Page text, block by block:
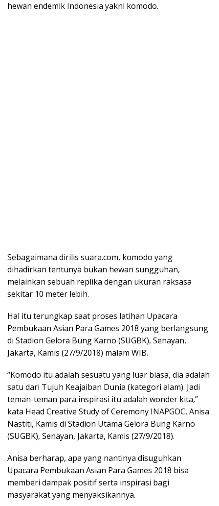
hewan endemik Indonesia yakni komodo.
Sebagaimana dirilis suara.com, komodo yang
dihadirkan tentunya bukan hewan sungguhan,
melainkan sebuah replika dengan ukuran raksasa
sekitar 10 meter lebih.
Hal itu terungkap saat proses latihan Upacara
Pembukaan Asian Para Games 2018 yang berlangsung
di Stadion Gelora Bung Karno (SUGBK), Senayan,
Jakarta, Kamis (27/9/2018) malam WIB.
“Komodo itu adalah sesuatu yang luar biasa, dia adalah
satu dari Tujuh Keajaiban Dunia (kategori alam). Jadi
teman-teman para inspirasi itu adalah wonder kita,”
kata Head Creative Study of Ceremony INAPGOC, Anisa
Nastiti, Kamis di Stadion Utama Gelora Bung Karno
(SUGBK), Senayan, Jakarta, Kamis (27/9/2018).
Anisa berharap, apa yang nantinya disuguhkan
Upacara Pembukaan Asian Para Games 2018 bisa
memberi dampak positif serta inspirasi bagi
masyarakat yang menyaksikannya.